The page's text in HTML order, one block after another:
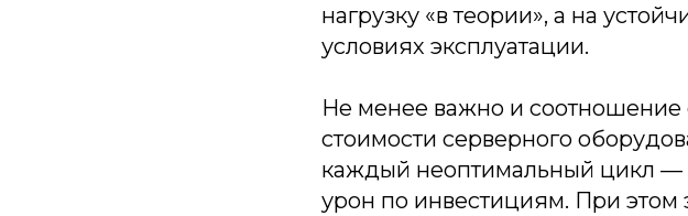
нагрузку «в теории», а на
условиях эксплуатации.
Не менее важно и соотношение
стоимости серверного
каждый неоптимальный цикл —
урон по инвестициям. При этом